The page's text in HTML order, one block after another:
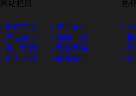
网站栏目
• 网站首页
• 关于我们
• 产品展示
• 新闻中心
• 客户案例
• 营销网络
• 留言反馈
• 联系我们
热
•
•
•
•